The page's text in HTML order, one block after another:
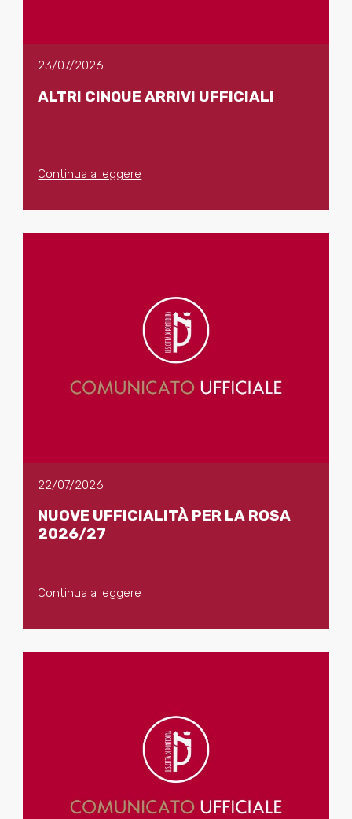
23/07/2026
ALTRI CINQUE ARRIVI UFFICIALI
Continua a leggere
22/07/2026
NUOVE UFFICIALITÀ PER LA ROSA
2026/27
Continua a leggere